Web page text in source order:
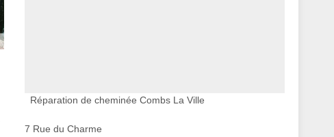
Réparation de cheminée Combs La Ville
7 Rue du Charme